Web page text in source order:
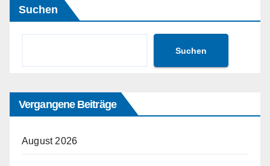
Suchen
Suchen
Vergangene Beiträge
August 2026